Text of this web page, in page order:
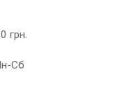
грн.
Сб